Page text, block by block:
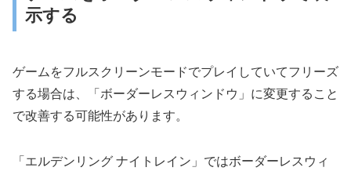
示する
ゲームをフルスクリーンモードでプレイしていてフリーズ
する場合は、「ボーダーレスウィンドウ」に変更すること
で改善する可能性があります。
「エルデンリング ナイトレイン」ではボーダーレスウィ